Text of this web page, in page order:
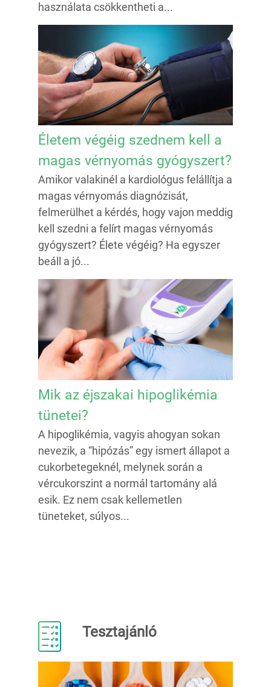
használata csökkentheti a...
Életem végéig szednem kell a
magas vérnyomás gyógyszert?
Amikor valakinél a kardiológus felállítja a
magas vérnyomás diagnózisát,
felmerülhet a kérdés, hogy vajon meddig
kell szedni a felírt magas vérnyomás
gyógyszert? Élete végéig? Ha egyszer
beáll a jó...
Mik az éjszakai hipoglikémia
tünetei?
A hipoglikémia, vagyis ahogyan sokan
nevezik, a “hipózás” egy ismert állapot a
cukorbetegeknél, melynek során a
vércukorszint a normál tartomány alá
esik. Ez nem csak kellemetlen
tüneteket, súlyos...
Tesztajánló